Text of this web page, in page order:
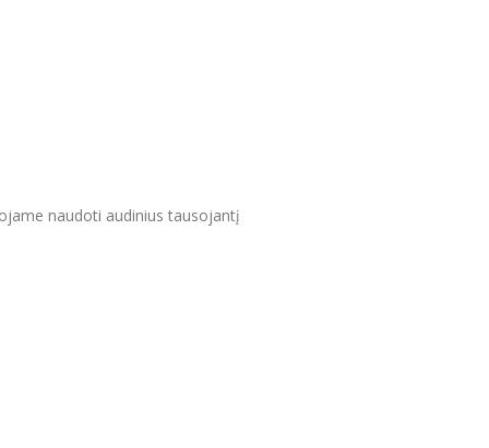
naudoti audinius tausojantį